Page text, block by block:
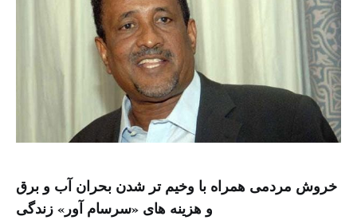
خروش مردمی همراه با وخیم تر شدن بحران آب و برق
و هزینه های «سرسام آور» زندگی